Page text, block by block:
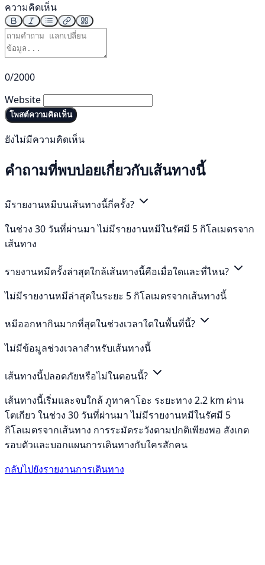
ความคิดเห็น
0/2000
Website
โพสต์ความคิดเห็น
ยังไม่มีความคิดเห็น
คำถามที่พบบ่อยเกี่ยวกับเส้นทางนี้
มีรายงานหมีบนเส้นทางนี้กี่ครั้ง?
ในช่วง 30 วันที่ผ่านมา ไม่มีรายงานหมีในรัศมี 5 กิโลเมตรจาก
เส้นทาง
รายงานหมีครั้งล่าสุดใกล้เส้นทางนี้คือเมื่อใดและที่ไหน?
ไม่มีรายงานหมีล่าสุดในระยะ 5 กิโลเมตรจากเส้นทางนี้
หมีออกหากินมากที่สุดในช่วงเวลาใดในพื้นที่นี้?
ไม่มีข้อมูลช่วงเวลาสำหรับเส้นทางนี้
เส้นทางนี้ปลอดภัยหรือไม่ในตอนนี้?
เส้นทางนี้เริ่มและจบใกล้ ภูทาคาโอะ ระยะทาง 2.2 km ผ่าน
โตเกียว ในช่วง 30 วันที่ผ่านมา ไม่มีรายงานหมีในรัศมี 5
กิโลเมตรจากเส้นทาง การระมัดระวังตามปกติเพียงพอ สังเกต
รอบตัวและบอกแผนการเดินทางกับใครสักคน
กลับไปยังรายงานการเดินทาง